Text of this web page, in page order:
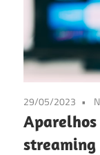
29/05/2023
streaming